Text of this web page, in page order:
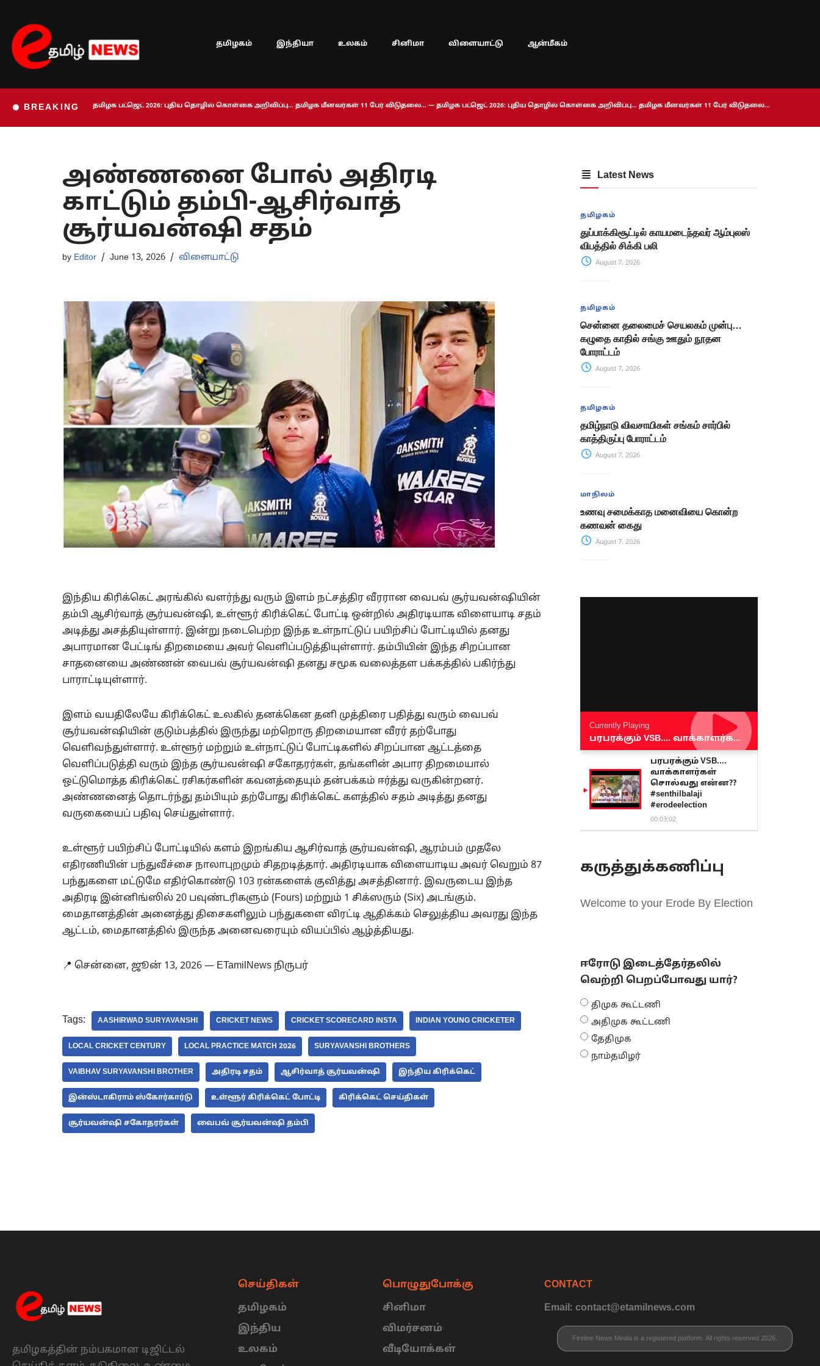
Skip
to
content
தமிழகம் இந்தியா உலகம் சினிமா விளையாட்டு ஆன்மீகம்
BREAKING தமிழக பட்ஜெட் 2026: புதிய தொழில் கொள்கை அறிவிப்பு… தமிழக மீனவர்கள் 11 பேர் விடுதலை… — தமிழக பட்ஜெட் 2026: புதிய தொழில் கொள்கை அறிவிப்பு… தமிழக மீனவர்கள் 11 பேர் விடுதலை…
அண்ணனை போல் அதிரடி
காட்டும் தம்பி-ஆசிர்வாத்
சூர்யவன்ஷி சதம்
by Editor June 13, 2026 விளையாட்டு
இந்திய கிரிக்கெட் அரங்கில் வளர்ந்து வரும் இளம் நட்சத்திர வீரரான வைபவ் சூர்யவன்ஷியின்
தம்பி ஆசிர்வாத் சூர்யவன்ஷி, உள்ளூர் கிரிக்கெட் போட்டி ஒன்றில் அதிரடியாக விளையாடி சதம்
அடித்து அசத்தியுள்ளார். இன்று நடைபெற்ற இந்த உள்நாட்டுப் பயிற்சிப் போட்டியில் தனது
அபாரமான பேட்டிங் திறமையை அவர் வெளிப்படுத்தியுள்ளார். தம்பியின் இந்த சிறப்பான
சாதனையை அண்ணன் வைபவ் சூர்யவன்ஷி தனது சமூக வலைத்தள பக்கத்தில் பகிர்ந்து
பாராட்டியுள்ளார்.
இளம் வயதிலேயே கிரிக்கெட் உலகில் தனக்கென தனி முத்திரை பதித்து வரும் வைபவ்
சூர்யவன்ஷியின் குடும்பத்தில் இருந்து மற்றொரு திறமையான வீரர் தற்போது
வெளிவந்துள்ளார். உள்ளூர் மற்றும் உள்நாட்டுப் போட்டிகளில் சிறப்பான ஆட்டத்தை
வெளிப்படுத்தி வரும் இந்த சூர்யவன்ஷி சகோதரர்கள், தங்களின் அபார திறமையால்
ஒட்டுமொத்த கிரிக்கெட் ரசிகர்களின் கவனத்தையும் தன்பக்கம் ஈர்த்து வருகின்றனர்.
அண்ணனைத் தொடர்ந்து தம்பியும் தற்போது கிரிக்கெட் களத்தில் சதம் அடித்து தனது
வருகையைப் பதிவு செய்துள்ளார்.
உள்ளூர் பயிற்சிப் போட்டியில் களம் இறங்கிய ஆசிர்வாத் சூர்யவன்ஷி, ஆரம்பம் முதலே
எதிரணியின் பந்துவீச்சை நாலாபுறமும் சிதறடித்தார். அதிரடியாக விளையாடிய அவர் வெறும் 87
பந்துகளை மட்டுமே எதிர்கொண்டு 103 ரன்களைக் குவித்து அசத்தினார். இவருடைய இந்த
அதிரடி இன்னிங்ஸில் 20 பவுண்டரிகளும் (Fours) மற்றும் 1 சிக்ஸரும் (Six) அடங்கும்.
மைதானத்தின் அனைத்து திசைகளிலும் பந்துகளை விரட்டி ஆதிக்கம் செலுத்திய அவரது இந்த
ஆட்டம், மைதானத்தில் இருந்த அனைவரையும் வியப்பில் ஆழ்த்தியது.
📍 சென்னை, ஜூன் 13, 2026 — ETamilNews நிருபர்
Tags: AASHIRWAD SURYAVANSHI CRICKET NEWS CRICKET SCORECARD INSTA INDIAN YOUNG CRICKETER
LOCAL CRICKET CENTURY LOCAL PRACTICE MATCH 2026 SURYAVANSHI BROTHERS
VAIBHAV SURYAVANSHI BROTHER அதிரடி சதம் ஆசிர்வாத் சூர்யவன்ஷி இந்திய கிரிக்கெட்
இன்ஸ்டாகிராம் ஸ்கோர்கார்டு உள்ளூர் கிரிக்கெட் போட்டி கிரிக்கெட் செய்திகள்
சூர்யவன்ஷி சகோதரர்கள் வைபவ் சூர்யவன்ஷி தம்பி
Latest News
தமிழகம்
துப்பாக்கிசூட்டில் காயமடைந்தவர் ஆம்புலஸ்
விபத்தில் சிக்கி பலி
August 7, 2026
தமிழகம்
சென்னை தலைமைச் செயலகம் முன்பு…
கழுதை காதில் சங்கு ஊதும் நூதன
போராட்டம்
August 7, 2026
தமிழகம்
தமிழ்நாடு விவசாயிகள் சங்கம் சார்பில்
காத்திருப்பு போராட்டம்
August 7, 2026
மாநிலம்
உணவு சமைக்காத மனைவியை கொன்ற
கணவன் கைது
August 7, 2026
Currently Playing
பரபரக்கும் VSB.... வாக்காளர்கள் சொல்வது என்ன?? #senthilbalaji #erodeelection
பரபரக்கும் VSB....
வாக்காளர்கள்
சொல்வது என்ன??
#senthilbalaji
#erodeelection
00:03:02
கருத்துக்கணிப்பு
Welcome to your Erode By Election
ஈரோடு இடைத்தேர்தலில்
வெற்றி பெறப்போவது யார்?
திமுக கூட்டணி
அதிமுக கூட்டணி
தேதிமுக
நாம்தமிழர்
தமிழகத்தின் நம்பகமான டிஜிட்டல்
செய்திகள்
தமிழகம்
இந்திய
உலகம்
பொழுதுபோக்கு
சினிமா
விமர்சனம்
வீடியோக்கள்
CONTACT
Email: contact@etamilnews.com
Fireline News Media is a registered platform. All rights reserved 2026.